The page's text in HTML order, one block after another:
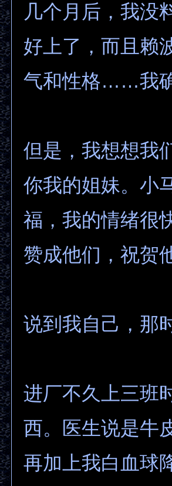
几个月后，我没
好上了，而且赖
气和性格……我
但是，我想想我
你我的姐妹。小
福，我的情绪很
赞成他们，祝贺
说到我自己，那
进厂不久上三班
西。医生说是牛
再加上我白血球